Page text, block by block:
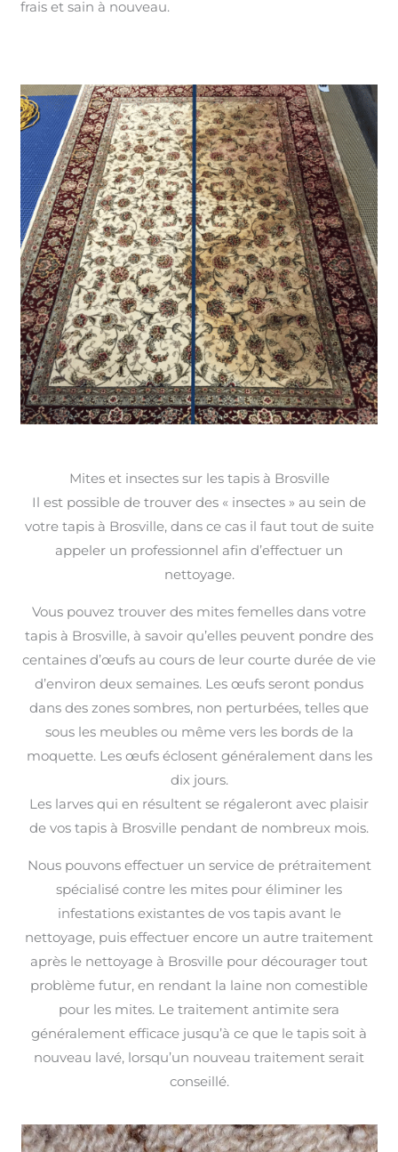
frais et sain à nouveau.
Mites et insectes sur les tapis à Brosville
Il est possible de trouver des « insectes » au sein de
votre tapis à Brosville, dans ce cas il faut tout de suite
appeler un professionnel afin d’effectuer un
nettoyage.
Vous pouvez trouver des mites femelles dans votre
tapis à Brosville, à savoir qu’elles peuvent pondre des
centaines d’œufs au cours de leur courte durée de vie
d’environ deux semaines. Les œufs seront pondus
dans des zones sombres, non perturbées, telles que
sous les meubles ou même vers les bords de la
moquette. Les œufs éclosent généralement dans les
dix jours.
Les larves qui en résultent se régaleront avec plaisir
de vos tapis à Brosville pendant de nombreux mois.
Nous pouvons effectuer un service de prétraitement
spécialisé contre les mites pour éliminer les
infestations existantes de vos tapis avant le
nettoyage, puis effectuer encore un autre traitement
après le nettoyage à Brosville pour décourager tout
problème futur, en rendant la laine non comestible
pour les mites. Le traitement antimite sera
généralement efficace jusqu’à ce que le tapis soit à
nouveau lavé, lorsqu’un nouveau traitement serait
conseillé.